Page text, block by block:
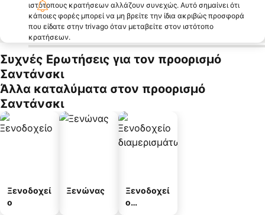
ιστότοπους κρατήσεων αλλάζουν συνεχώς. Αυτό σημαίνει ότι
κάποιες φορές μπορεί να μη βρείτε την ίδια ακριβώς προσφορά
που είδατε στην trivago όταν μεταβείτε στον ιστότοπο
κρατήσεων.
Συχνές Ερωτήσεις για τον προορισμό
Σαντάνσκι
Άλλα καταλύματα στον προορισμό
Σαντάνσκι
Ξενοδοχεί
ο
Ξενώνας
Ξενοδοχεί
ο